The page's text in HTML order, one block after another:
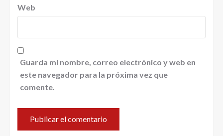
Web
Guarda mi nombre, correo electrónico y web en
este navegador para la próxima vez que
comente.